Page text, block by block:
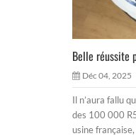
Belle réussite
Déc 04, 2025
Il n’aura fallu
des 100 000
usine